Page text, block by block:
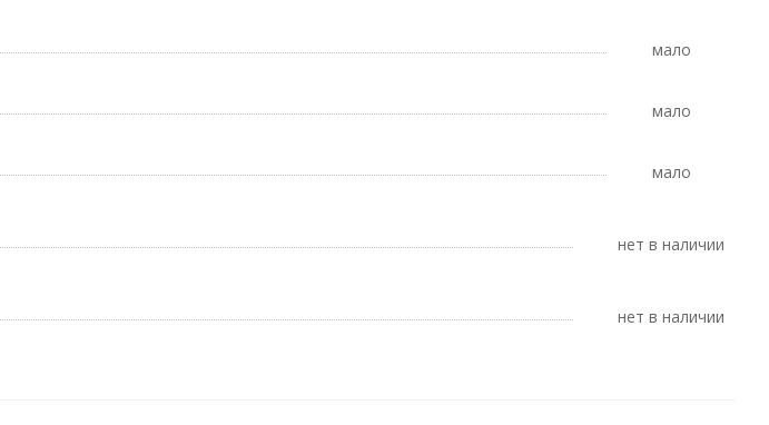
Мало
Мало
Мало
Нет в наличии
Нет в наличии